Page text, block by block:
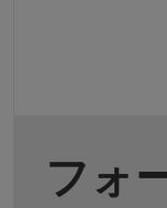
フォ